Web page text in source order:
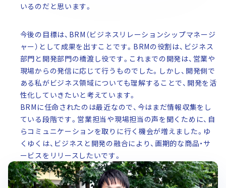
いるのだと思います。
今後の目標は、BRM（ビジネスリレーションシップマネージ
ャー）として成果を出すことです。BRMの役割は、ビジネス
部門と開発部門の橋渡し役です。これまでの開発は、営業や
現場からの発信に応じて行うものでした。しかし、開発側で
ある私がビジネス領域についても理解することで、開発を活
性化していきたいと考えています。
BRMに任命されたのは最近なので、今はまだ情報収集をし
ている段階です。営業担当や現場担当の声を聞くために、自
らコミュニケーションを取りに行く機会が増えました。ゆ
くゆくは、ビジネスと開発の融合により、画期的な商品・サ
ービスをリリースしたいです。